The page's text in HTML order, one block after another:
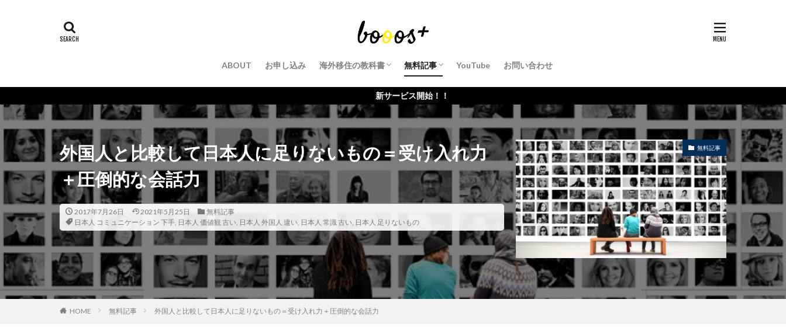
ABOUT お申し込み 海外移住の教科書
【有料会員】一般の方
【有料会員】美容師の方
無料記事
英語学習法
YouTube お問い合わせ
新サービス開始！！
外国人と比較して日本人に足りないもの＝受け入れ力
＋圧倒的な会話力
2017年7月26日 2021年5月25日
無料記事
日本人 コミュニケーション 下手, 日本人 価値観 古い, 日本人 外国人 違い, 日本人 常識 古い, 日本人 足りないもの
無料記事
HOME 無料記事 外国人と比較して日本人に足りないもの＝受け入れ力＋圧倒的な会話力